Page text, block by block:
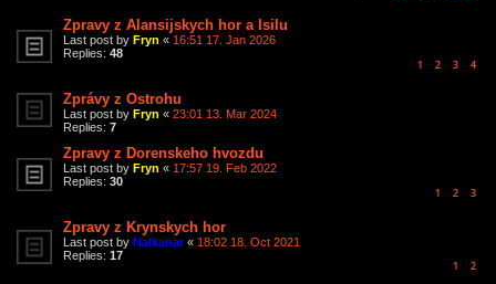
Zpravy z Alansijskych hor a Isilu
Last post by Fryn « 16:51 17. Jan 2026
Replies: 48
1 2 3 4
Zprávy z Ostrohu
Last post by Fryn « 23:01 13. Mar 2024
Replies: 7
Zpravy z Dorenskeho hvozdu
Last post by Fryn « 17:57 19. Feb 2022
Replies: 30
1 2 3
Zpravy z Krynskych hor
Last post by Nalkanar« 18:02 18. Oct 2021
Replies: 17
1 2